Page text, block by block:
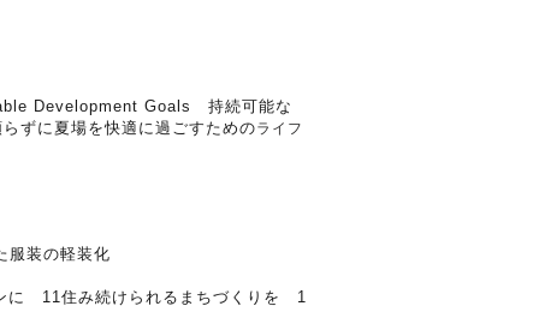
Development Goals 持続可能な
ずに夏場を快適に過ごすためのライフ
の軽装化
み続けられるまちづくりを 1